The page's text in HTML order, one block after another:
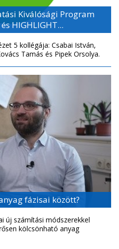
Kiválósági Program
HIGHLIGHT...
5 kollégája: Csabai István,
Tamás és Pipek Orsolya.
fázisai között?
új számítási módszerekkel
kölcsönható anyag